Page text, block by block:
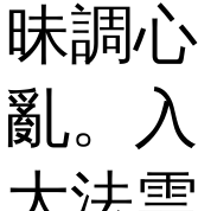
昧調
亂。